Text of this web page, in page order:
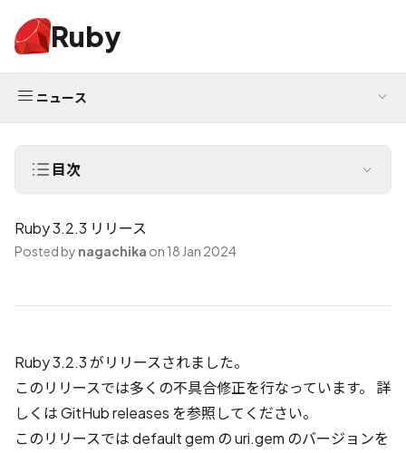
Ruby
ニュース
目次
Ruby 3.2.3 リリース
Posted by nagachika on 18 Jan 2024
Ruby 3.2.3 がリリースされました。
このリリースでは多くの不具合修正を行なっています。 詳
しくはGitHub releases を参照してください。
このリリースでは default gem の uri.gem のバージョンを